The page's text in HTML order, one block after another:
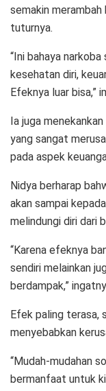
semakin merambah
tuturnya.
“Ini bahaya
kesehatan diri,
Efeknya luar bisa,”
Ia juga
yang sangat
pada aspek
Nidya berharap
akan sampai
melindungi diri dari
“Karena efeknya
sendiri melainkan
berdampak,”
Efek paling terasa,
menyebabkan
“Mudah-mudahan
bermanfaat untuk